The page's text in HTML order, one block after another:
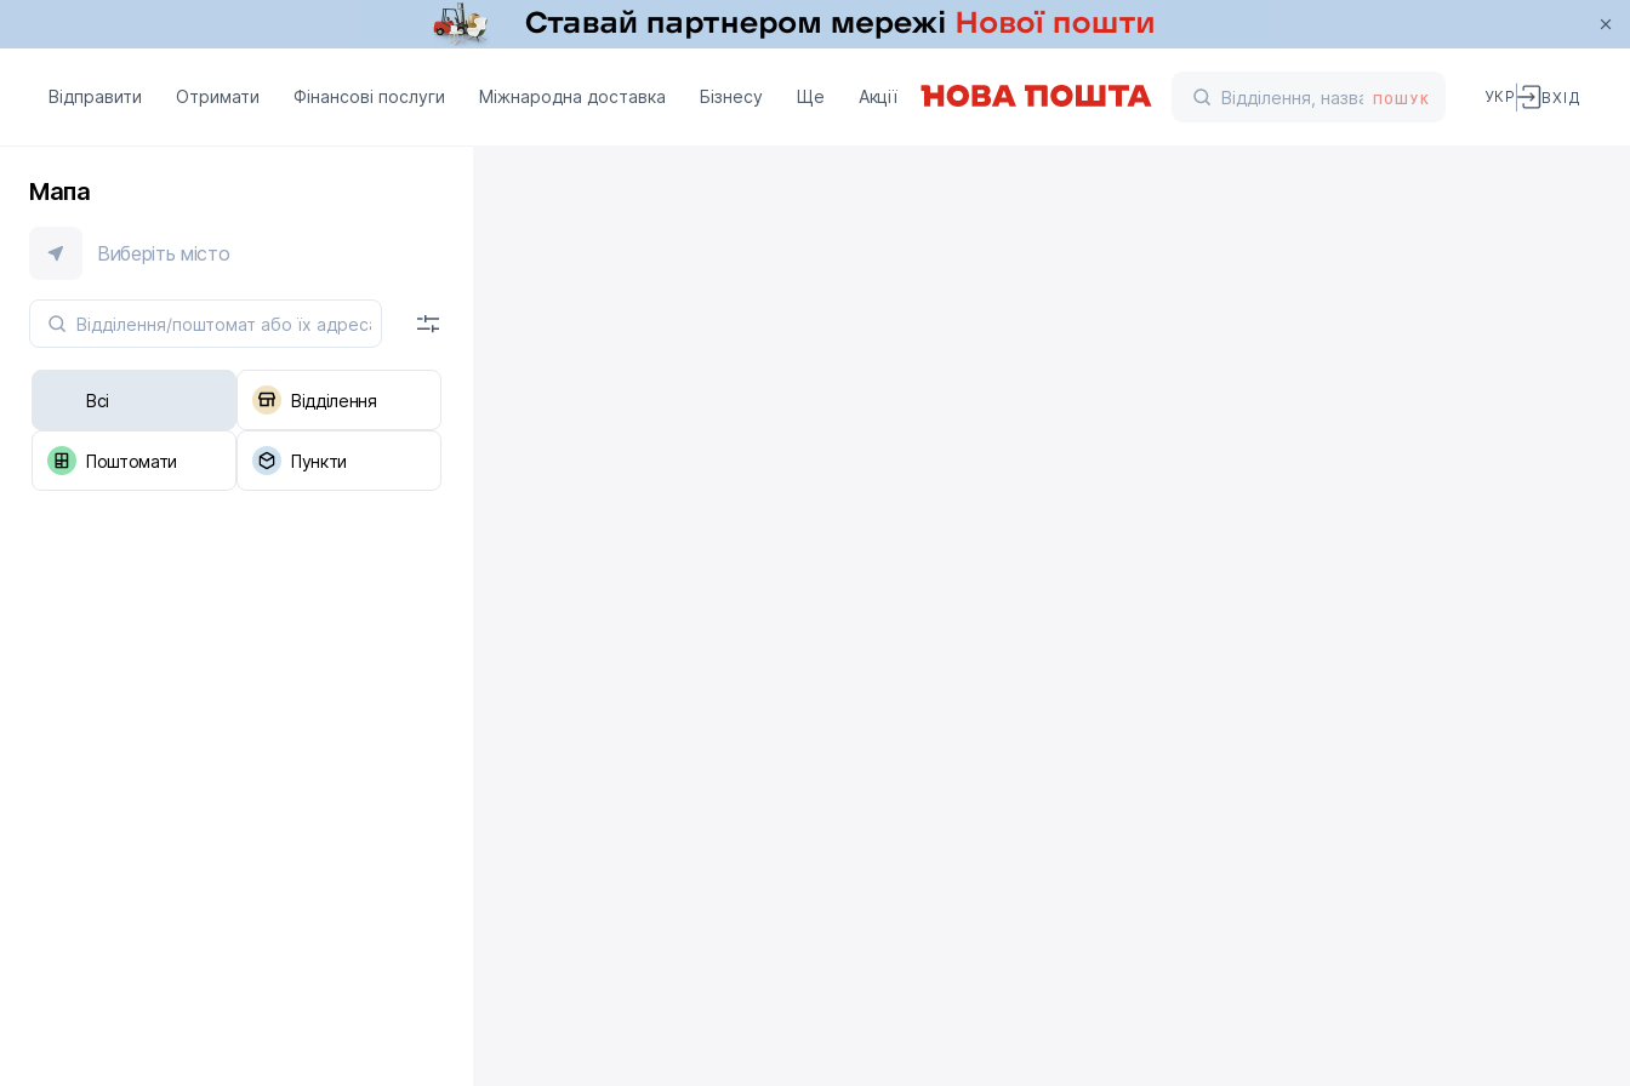
Відправити Отримати Фінансові послуги Міжнародна доставка Бізнесу Ще Акції ПОШУК УКР ВХІД
Мапа
Виберіть місто
Всі Відділення
Поштомати Пункти